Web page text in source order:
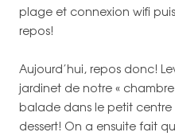
plage et connexion wifi
repos!
Aujourd’hui, repos donc!
jardinet de notre «
balade dans le petit
dessert! On a ensuite fait